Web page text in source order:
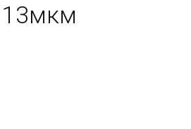
13мкм